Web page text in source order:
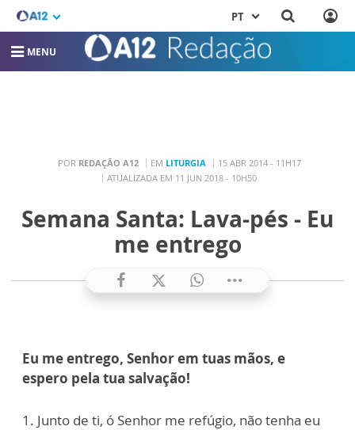
PT
MENU
POR REDAÇÃO A12 EM LITURGIA
15 ABR 2014 - 11H17
ATUALIZADA EM 11 JUN 2018 - 10H50
Semana Santa: Lava-pés - Eu
me entrego
Eu me entrego, Senhor em tuas mãos, e
espero pela tua salvação!
1. Junto de ti, ó Senhor me refúgio, não tenha eu